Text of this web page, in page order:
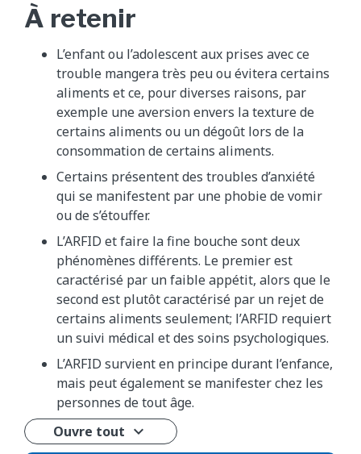
À retenir
L’enfant ou l’adolescent aux prises avec ce
trouble mangera très peu ou évitera certains
aliments et ce, pour diverses raisons, par
exemple une aversion envers la texture de
certains aliments ou un dégoût lors de la
consommation de certains aliments.
Certains présentent des troubles d’anxiété
qui se manifestent par une phobie de vomir
ou de s’étouffer.
L’ARFID et faire la fine bouche sont deux
phénomènes différents. Le premier est
caractérisé par un faible appétit, alors que le
second est plutôt caractérisé par un rejet de
certains aliments seulement; l’ARFID requiert
un suivi médical et des soins psychologiques.
L’ARFID survient en principe durant l’enfance,
mais peut également se manifester chez les
personnes de tout âge.
Ouvre tout